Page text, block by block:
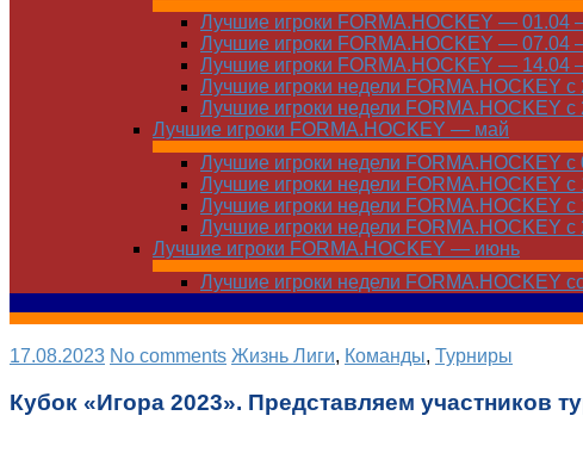
Лучшие игроки FORMA.HOCKEY — 01.04
Лучшие игроки FORMA.HOCKEY — 07.04
Лучшие игроки FORMA.HOCKEY — 14.04
Лучшие игроки недели FORMA.HOCKEY с
Лучшие игроки недели FORMA.HOCKEY
Лучшие игроки FORMA.HOCKEY — май
Лучшие игроки недели FORMA.HOCKEY
Лучшие игроки недели FORMA.HOCKEY
Лучшие игроки недели FORMA.HOCKEY
Лучшие игроки недели FORMA.HOCKEY
Лучшие игроки FORMA.HOCKEY — июнь
Лучшие игроки недели FORMA.HOCKEY
17.08.2023 No comments Жизнь Лиги, Команды, Турниры
Кубок «Игора 2023». Представляем участников